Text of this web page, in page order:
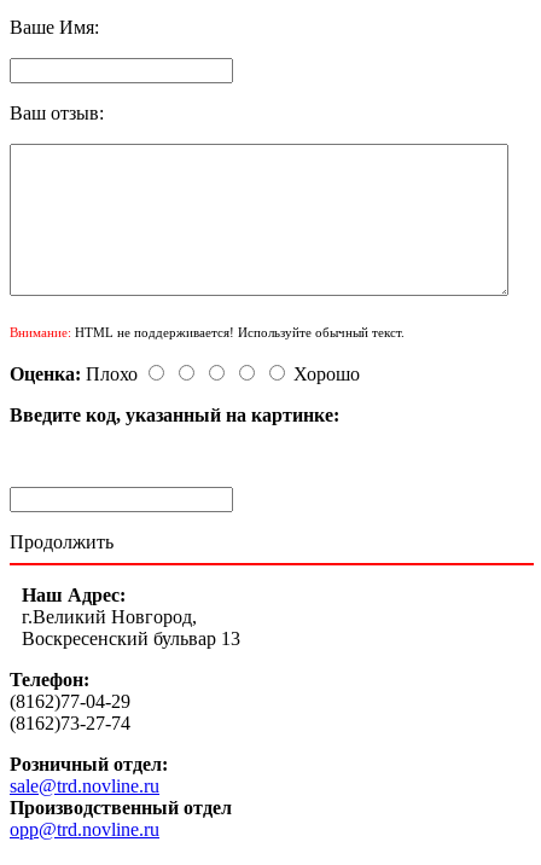
Ваше Имя:
Ваш отзыв:
Внимание: HTML не поддерживается! Используйте обычный текст.
Оценка: Плохо
Хорошо
Введите код, указанный на картинке:
Продолжить
Наш Адрес:
г.Великий Новгород,
Воскресенский бульвар 13
Телефон:
(8162)77-04-29
(8162)73-27-74
Розничный отдел:
sale@trd.novline.ru
Производственный отдел
opp@trd.novline.ru